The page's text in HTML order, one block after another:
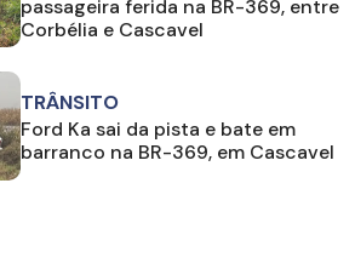
passageira ferida na BR-369, entre
Corbélia e Cascavel
TRÂNSITO
Ford Ka sai da pista e bate em
barranco na BR-369, em Cascavel